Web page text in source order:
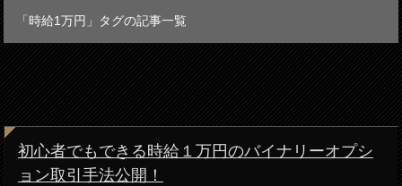
「時給1万円」タグの記事一覧
初心者でもできる時給１万円のバイナリーオプシ
ョン取引手法公開！